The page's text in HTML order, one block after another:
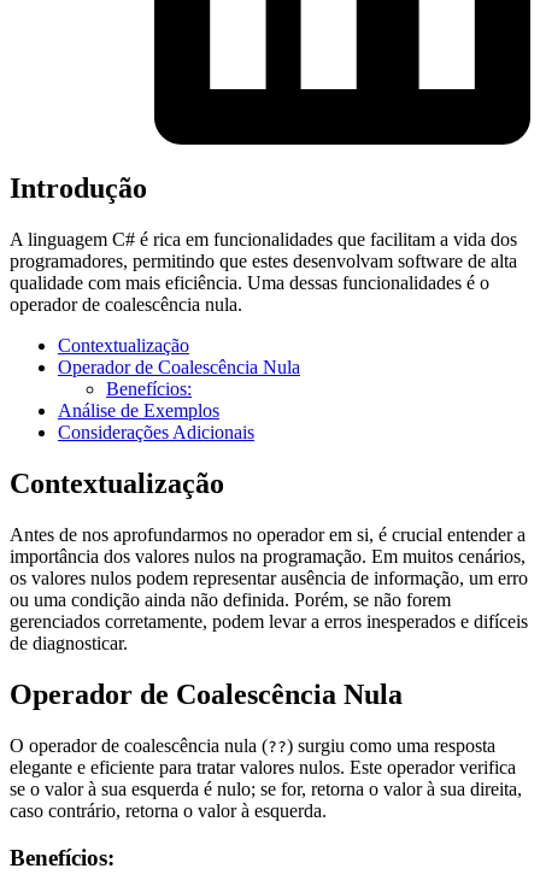
Introdução
A linguagem C# é rica em funcionalidades que facilitam a vida dos
programadores, permitindo que estes desenvolvam software de alta
qualidade com mais eficiência. Uma dessas funcionalidades é o
operador de coalescência nula.
Contextualização
Operador de Coalescência Nula
Benefícios:
Análise de Exemplos
Considerações Adicionais
Contextualização
Antes de nos aprofundarmos no operador em si, é crucial entender a
importância dos valores nulos na programação. Em muitos cenários,
os valores nulos podem representar ausência de informação, um erro
ou uma condição ainda não definida. Porém, se não forem
gerenciados corretamente, podem levar a erros inesperados e difíceis
de diagnosticar.
Operador de Coalescência Nula
O operador de coalescência nula (??) surgiu como uma resposta
elegante e eficiente para tratar valores nulos. Este operador verifica
se o valor à sua esquerda é nulo; se for, retorna o valor à sua direita,
caso contrário, retorna o valor à esquerda.
Benefícios: